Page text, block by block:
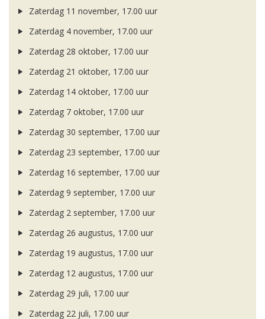
Zaterdag 11 november, 17.00 uur
Zaterdag 4 november, 17.00 uur
Zaterdag 28 oktober, 17.00 uur
Zaterdag 21 oktober, 17.00 uur
Zaterdag 14 oktober, 17.00 uur
Zaterdag 7 oktober, 17.00 uur
Zaterdag 30 september, 17.00 uur
Zaterdag 23 september, 17.00 uur
Zaterdag 16 september, 17.00 uur
Zaterdag 9 september, 17.00 uur
Zaterdag 2 september, 17.00 uur
Zaterdag 26 augustus, 17.00 uur
Zaterdag 19 augustus, 17.00 uur
Zaterdag 12 augustus, 17.00 uur
Zaterdag 29 juli, 17.00 uur
Zaterdag 22 juli, 17.00 uur